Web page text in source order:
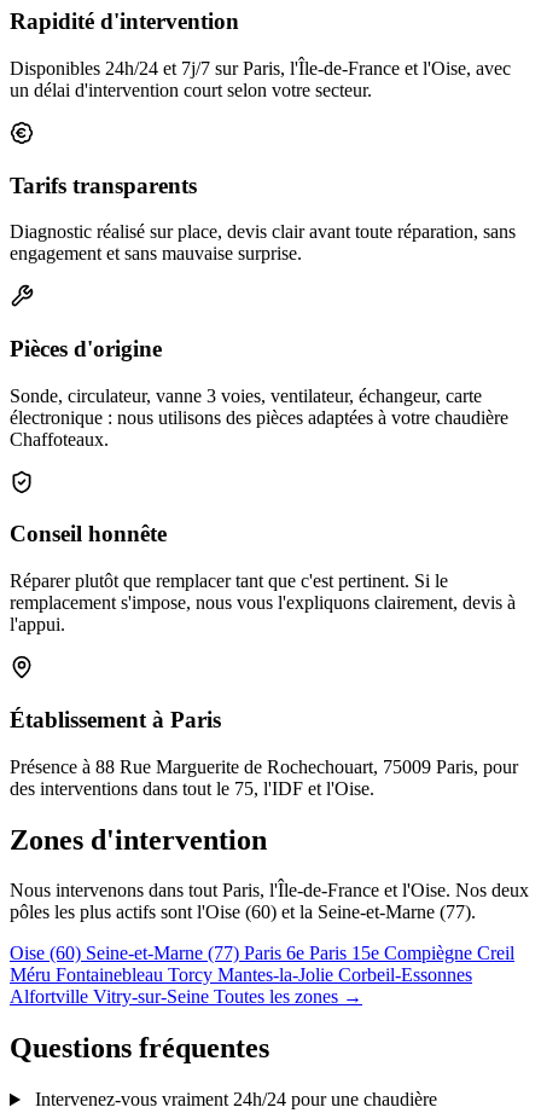
Rapidité d'intervention
Disponibles 24h/24 et 7j/7 sur Paris, l'Île-de-France et l'Oise, avec
un délai d'intervention court selon votre secteur.
Tarifs transparents
Diagnostic réalisé sur place, devis clair avant toute réparation, sans
engagement et sans mauvaise surprise.
Pièces d'origine
Sonde, circulateur, vanne 3 voies, ventilateur, échangeur, carte
électronique : nous utilisons des pièces adaptées à votre chaudière
Chaffoteaux.
Conseil honnête
Réparer plutôt que remplacer tant que c'est pertinent. Si le
remplacement s'impose, nous vous l'expliquons clairement, devis à
l'appui.
Établissement à Paris
Présence à 88 Rue Marguerite de Rochechouart, 75009 Paris, pour
des interventions dans tout le 75, l'IDF et l'Oise.
Zones d'intervention
Nous intervenons dans tout Paris, l'Île-de-France et l'Oise. Nos deux
pôles les plus actifs sont l'Oise (60) et la Seine-et-Marne (77).
Oise (60) Seine-et-Marne (77) Paris 6e Paris 15e Compiègne Creil
Méru Fontainebleau Torcy Mantes-la-Jolie Corbeil-Essonnes
Alfortville Vitry-sur-Seine Toutes les zones →
Questions fréquentes
Intervenez-vous vraiment 24h/24 pour une chaudière